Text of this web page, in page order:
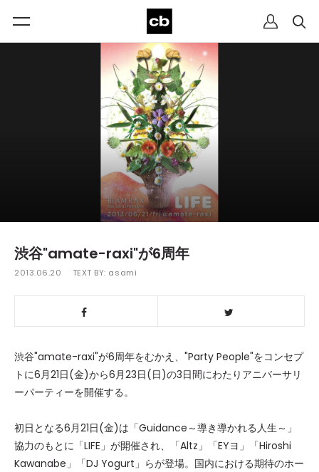
渋谷"amate-raxi"が6周年
2013.06.20 TEXT BY: asami
渋谷"amate-raxi"が6周年をむかえ、"Party People"をコンセプ
トに6月21日(金)から6月23日(日)の3日間にわたりアニバーサリ
ーパーティーを開催する。
初日となる6月21日(金)は「Guidance～導き導かれる人生～」
協力のもとに「LIFE」が開催され、「Altz」「EYヨ」「Hiroshi
Kawanabe」「DJ Yogurt」らが登場。国内における期待のホー